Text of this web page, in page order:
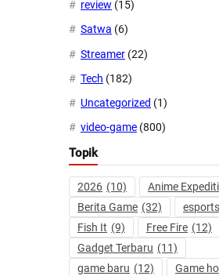
review (15)
Satwa (6)
Streamer (22)
Tech (182)
Uncategorized (1)
video-game (800)
Topik
2026 (10) Anime
Berita Game (32) esports
Fish It (9) Free Fire (12)
Gadget Terbaru (11)
game baru (12) Game